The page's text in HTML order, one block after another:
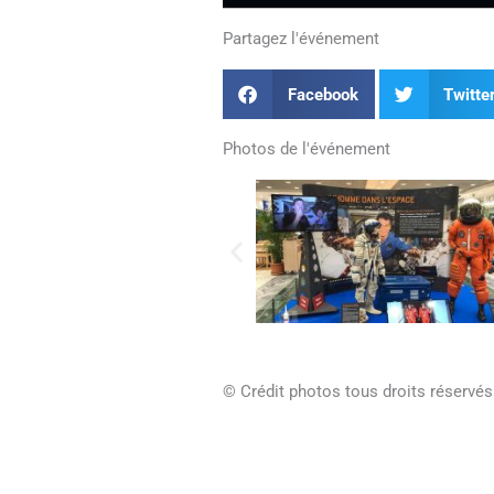
Partagez l'événement
Facebook
Photos de l'événement
© Crédit photos tous droits